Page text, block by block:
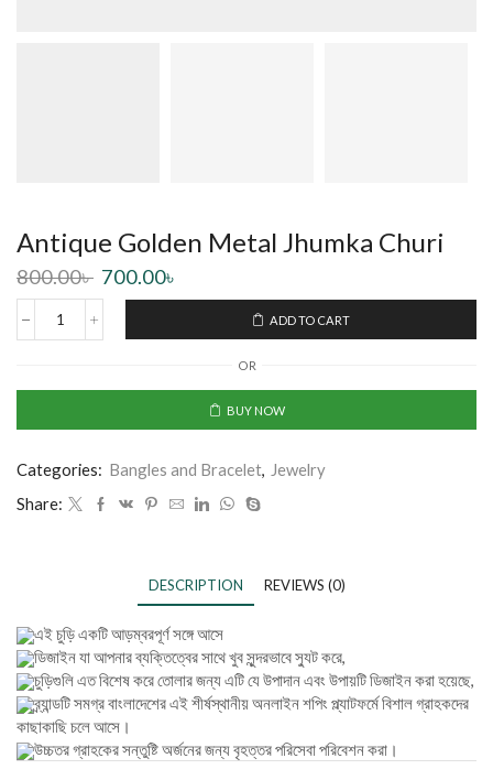
Antique Golden Metal Jhumka Churi
800.00৳ 700.00৳
ADD TO CART
OR
BUY NOW
Categories: Bangles and Bracelet, Jewelry
Share:
DESCRIPTION REVIEWS (0)
এই চুড়ি একটি আড়ম্বরপূর্ণ সঙ্গে আসে
ডিজাইন যা আপনার ব্যক্তিত্বের সাথে খুব সুন্দরভাবে স্যুট করে,
চুড়িগুলি এত বিশেষ করে তোলার জন্য এটি যে উপাদান এবং উপায়টি ডিজাইন করা হয়েছে,
ব্র্যান্ডটি সমগ্র বাংলাদেশের এই শীর্ষস্থানীয় অনলাইন শপিং প্ল্যাটফর্মে বিশাল গ্রাহকদের
কাছাকাছি চলে আসে।
উচ্চতর গ্রাহকের সন্তুষ্টি অর্জনের জন্য বৃহত্তর পরিসেবা পরিবেশন করা।